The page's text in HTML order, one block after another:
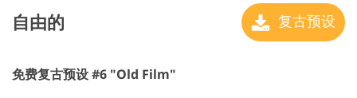
自由的 复古预设
免费复古预设 #6 "Old Film"